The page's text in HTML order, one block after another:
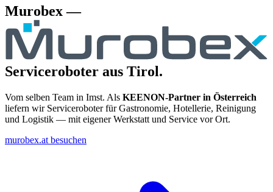
Murobex —
Serviceroboter aus Tirol.
Vom selben Team in Imst. Als KEENON-Partner in Österreich
liefern wir Serviceroboter für Gastronomie, Hotellerie, Reinigung
und Logistik — mit eigener Werkstatt und Service vor Ort.
murobex.at besuchen